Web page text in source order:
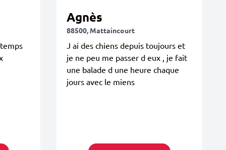
Agnès
88500, Mattaincourt
J ai des chiens depuis toujours et
je ne peu me passer d eux , je fait
une balade d une heure chaque
jours avec le miens